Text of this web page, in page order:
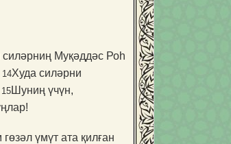
Муқәддәс Роһ
14Худа силәр­ни
15 Шуниң үчүн,
үмүт ата қилған